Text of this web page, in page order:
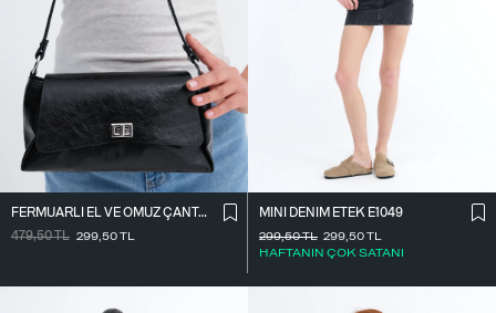
FERMUARLI EL VE OMUZ ÇANTASI Ç1070
479,50TL 299,50TL
MINI DENIM ETEK E1049
299,50TL
HAFTANIN ÇOK SATANI
299,50TL